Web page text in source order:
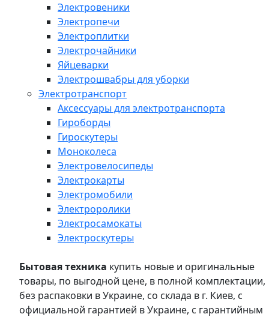
Электровеники
Электропечи
Электроплитки
Электрочайники
Яйцеварки
Электрошвабры для уборки
Электротранспорт
Аксессуары для электротранспорта
Гироборды
Гироскутеры
Моноколеса
Электровелосипеды
Электрокарты
Электромобили
Электроролики
Электросамокаты
Электроскутеры
Бытовая техника купить новые и оригинальные
товары, по выгодной цене, в полной комплектации,
без распаковки в Украине, со склада в г. Киев, с
официальной гарантией в Украине, с гарантийным